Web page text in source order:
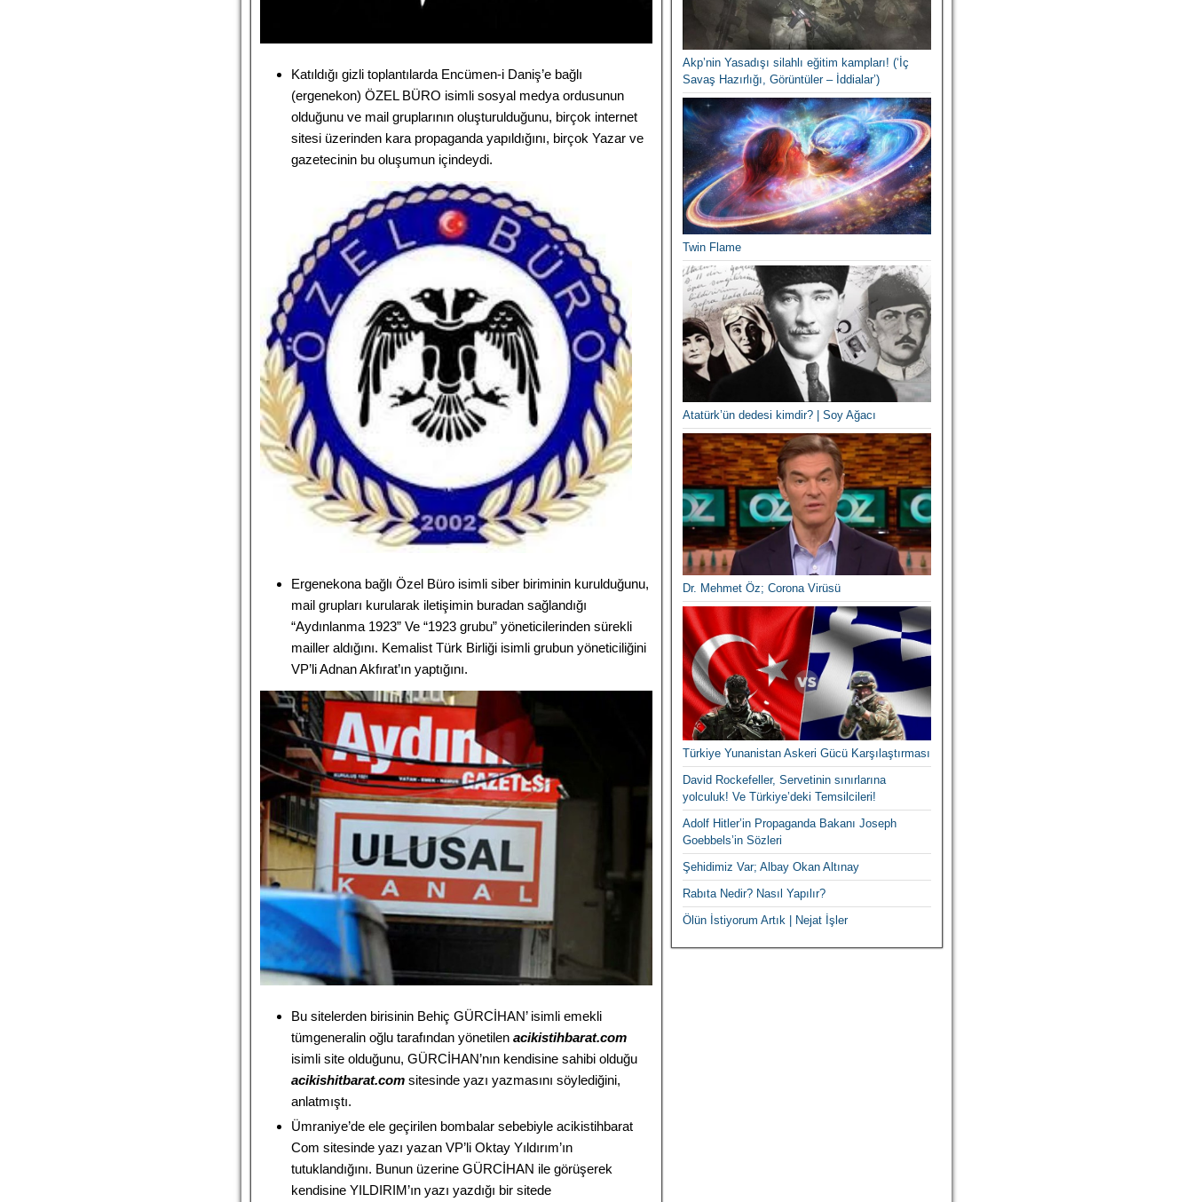
Katıldığı gizli toplantılarda Encümen-i Daniş’e bağlı
(ergenekon) ÖZEL BÜRO isimli sosyal medya ordusunun
olduğunu ve mail gruplarının oluşturulduğunu, birçok internet
sitesi üzerinden kara propaganda yapıldığını, birçok Yazar ve
gazetecinin bu oluşumun içindeydi.
Ergenekona bağlı Özel Büro isimli siber biriminin kurulduğunu,
mail grupları kurularak iletişimin buradan sağlandığı
“Aydınlanma 1923” Ve “1923 grubu” yöneticilerinden sürekli
mailler aldığını. Kemalist Türk Birliği isimli grubun yöneticiliğini
VP’li Adnan Akfırat’ın yaptığını.
Bu sitelerden birisinin Behiç GÜRCİHAN’ isimli emekli
tümgeneralin oğlu tarafından yönetilen acikistihbarat.com
isimli site olduğunu, GÜRCİHAN’nın kendisine sahibi olduğu
acikishitbarat.com sitesinde yazı yazmasını söylediğini,
anlatmıştı.
Ümraniye’de ele geçirilen bombalar sebebiyle acikistihbarat
Com sitesinde yazı yazan VP’li Oktay Yıldırım’ın
tutuklandığını. Bunun üzerine GÜRCİHAN ile görüşerek
kendisine YILDIRIM’ın yazı yazdığı bir sitede
Akp’nin Yasadışı silahlı eğitim kampları! (‘İç
Savaş Hazırlığı, Görüntüler – İddialar’)
Twin Flame
Atatürk’ün dedesi kimdir? | Soy Ağacı
Dr. Mehmet Öz; Corona Virüsü
Türkiye Yunanistan Askeri Gücü Karşılaştırması
David Rockefeller, Servetinin sınırlarına
yolculuk! Ve Türkiye’deki Temsilcileri!
Adolf Hitler’in Propaganda Bakanı Joseph
Goebbels’in Sözleri
Şehidimiz Var; Albay Okan Altınay
Rabıta Nedir? Nasıl Yapılır?
Ölün İstiyorum Artık | Nejat İşler